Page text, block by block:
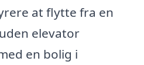
at flytte fra en
elevator
en bolig i